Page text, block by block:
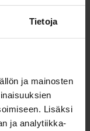
Tietoja
ja mainosten
Lisäksi
ja analytiikka-